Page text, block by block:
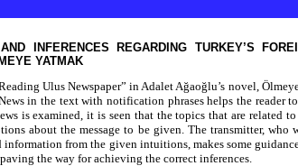
INFERENCES REGARDING TURKEY’S
YATMAK
Ulus Newspaper” in Adalet Ağaoğlu’s novel,
in the text with notification phrases helps the reader
is examined, it is seen that the topics that are related
about the message to be given. The transmitter, who
information from the given intuitions, makes some
the way for achieving the correct inferences.